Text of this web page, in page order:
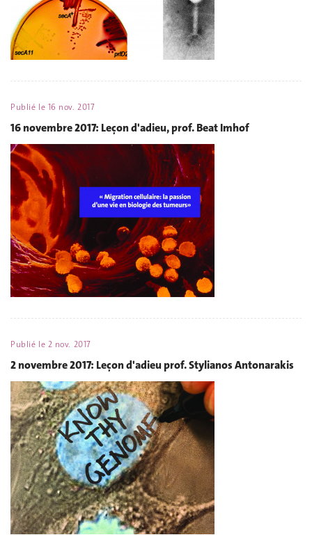
Publié le 16 nov. 2017
16 novembre 2017: Leçon d'adieu, prof. Beat Imhof
Publié le 2 nov. 2017
2 novembre 2017: Leçon d'adieu prof. Stylianos Antonarakis